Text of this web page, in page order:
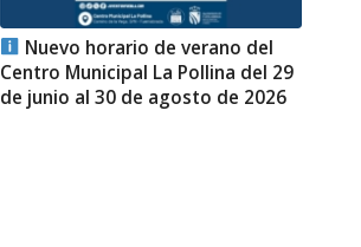
Nuevo horario de verano del
Centro Municipal La Pollina del 29
de junio al 30 de agosto de 2026